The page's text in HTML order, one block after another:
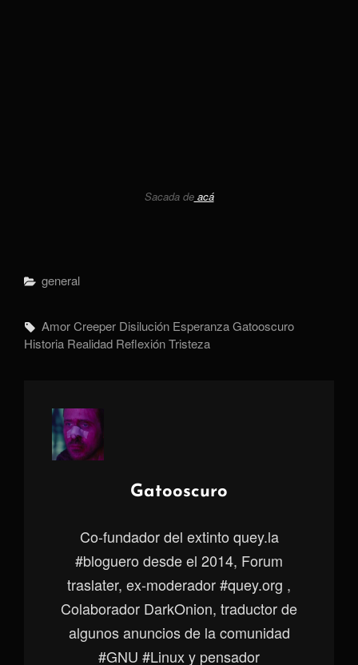
Sacada deacá
Categorías
General
Etiquetas,
AmorCreeper Disilución EsperanzaGatooscuro
Historia Realidad ReflexiónTristeza
Autor:
Gatooscuro
Co-fundador del extinto quey.la
#bloguero desde el 2014, Forum
traslater, ex-moderador #quey.org ,
Colaborador DarkOnion, traductor de
algunos anuncios de la comunidad
#GNU #Linux y pensador